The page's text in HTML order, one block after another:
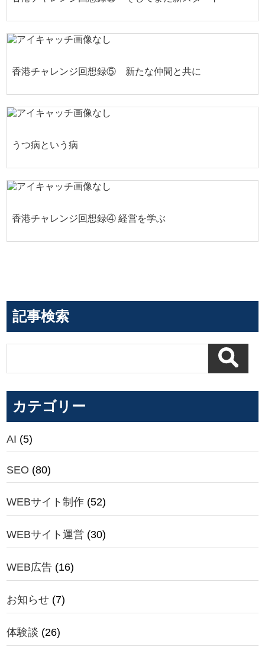
香港チャレンジ回想録⑤ 新たな仲間と共に
うつ病という病
香港チャレンジ回想録④ 経営を学ぶ
記事検索
カテゴリー
AI (5)
SEO (80)
WEBサイト制作 (52)
WEBサイト運営 (30)
WEB広告 (16)
お知らせ (7)
体験談 (26)